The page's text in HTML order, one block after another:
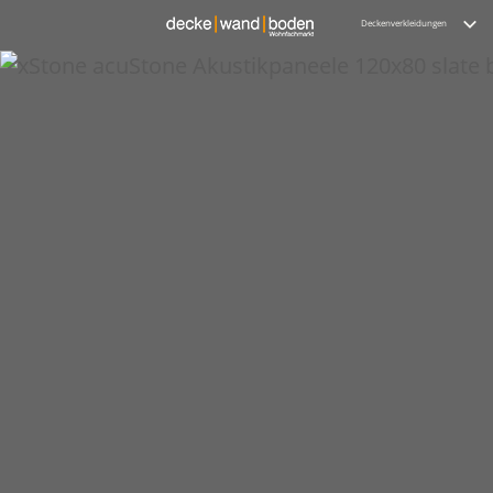
Deckenverkleidungen